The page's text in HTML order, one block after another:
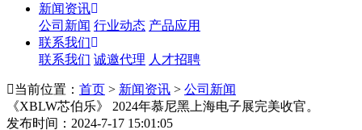
新闻资讯
公司新闻 行业动态 产品应用
联系我们
联系我们 诚邀代理 人才招聘
当前位置： 首页 > 新闻资讯 > 公司新闻
《XBLW芯伯乐》 2024年慕尼黑上海电子展完美收官。
发布时间：2024-7-17 15:01:05